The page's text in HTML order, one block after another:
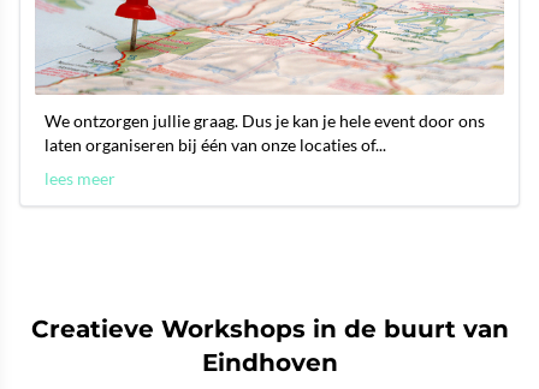
We ontzorgen jullie graag. Dus je kan je hele event door ons
laten organiseren bij één van onze locaties of...
lees meer
Creatieve Workshops in de buurt van
Eindhoven